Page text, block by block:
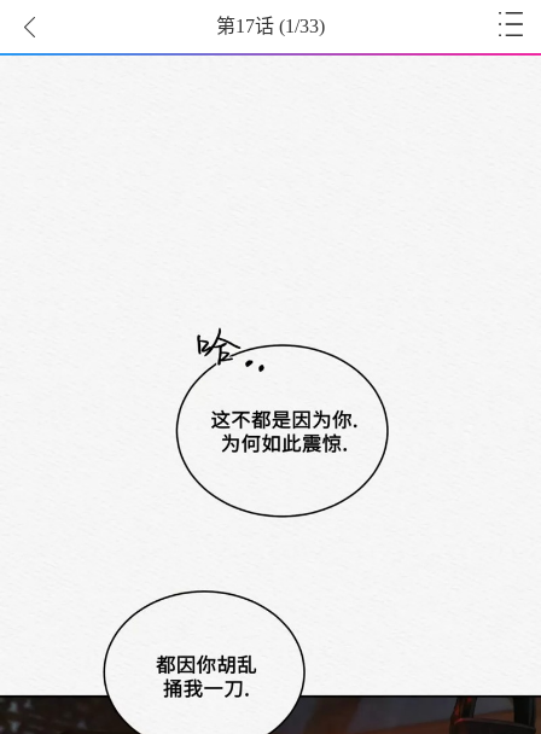
第17话 (1/33)